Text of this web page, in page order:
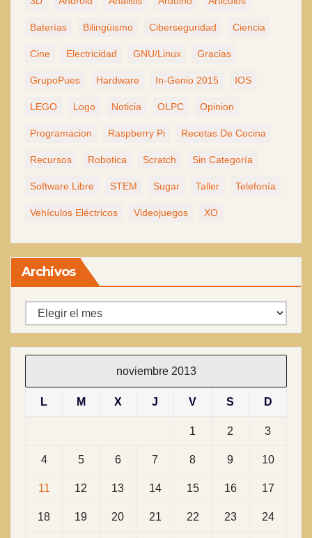
Baterías Bilingüismo Ciberseguridad Ciencia
Cine Electricidad GNU/Linux Gracias
GrupoPues Hardware In-Genio 2015 IOS
LEGO Logo Noticia OLPC Opinion
Programacion Raspberry Pi Recetas De Cocina
Recursos Robotica Scratch Sin Categoría
Software Libre STEM Sugar Taller Telefonía
Vehículos Eléctricos Videojuegos XO
Archivos
Archivos
noviembre 2013
L M X J V S D
1 2 3
4 5 6 7 8 9 10
11 12 13 14 15 16 17
18 19 20 21 22 23 24